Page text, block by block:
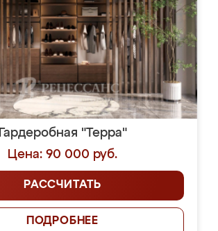
Гардеробная "Терра"
Цена: 90 000 руб.
РАССЧИТАТЬ
ПОДРОБНЕЕ